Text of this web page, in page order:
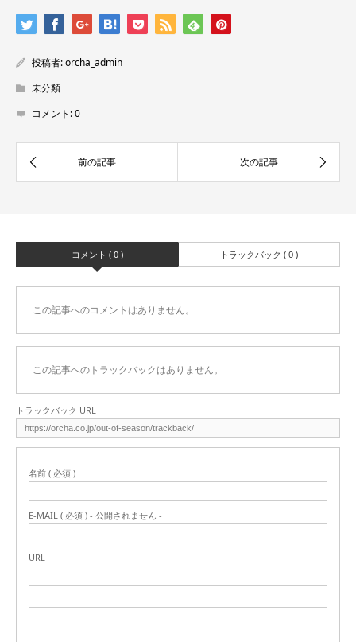
投稿者:orcha_admin
未分類
コメント:0
コメント ( 0 ) トラックバック ( 0 )
この記事へのコメントはありません。
この記事へのトラックバックはありません。
トラックバック URL
名前 ( 必須 )
E-MAIL ( 必須 ) - 公開されません -
URL